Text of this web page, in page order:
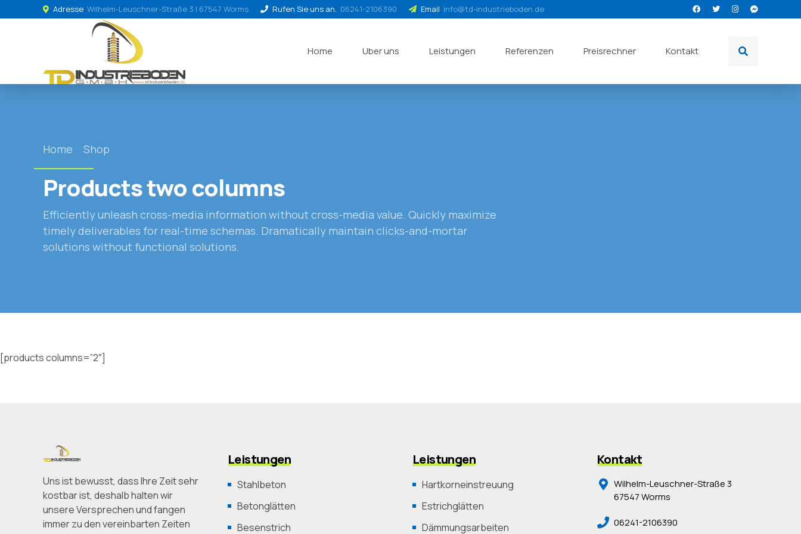
Adresse Wilhelm-Leuschner-Straße 3 | 67547 Worms Rufen Sie uns an. 06241-2106390 Email info@td-industrieboden.de
Home Uber uns Leistungen Referenzen Preisrechner Kontakt
Home Shop
Products two columns
Efficiently unleash cross-media information without cross-media value. Quickly maximize
timely deliverables for real-time schemas. Dramatically maintain clicks-and-mortar
solutions without functional solutions.
[products columns=”2″]
Uns ist bewusst, dass Ihre Zeit sehr
kostbar ist, deshalb halten wir
unsere Versprechen und fangen
immer zu den vereinbarten Zeiten
Leistungen
Stahlbeton
Betonglätten
Besenstrich
Leistungen
Hartkorneinstreuung
Estrichglätten
Dämmungsarbeiten
Kontakt
Wilhelm-Leuschner-Straße 3
67547 Worms
06241-2106390